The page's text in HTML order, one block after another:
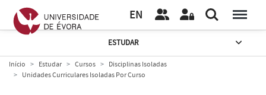
EN
ESTUDAR
Início Estudar Cursos
Disciplinas Isoladas
Unidades Curriculares Isoladas Por Curso